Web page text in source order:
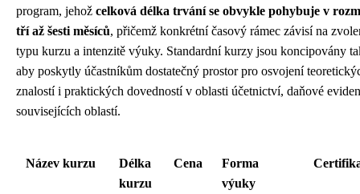
program, jehož celková délka trvání se obvykle pohybuje v
tří až šesti měsíců, přičemž konkrétní časový rámec závisí na
typu kurzu a intenzitě výuky. Standardní kurzy jsou koncipovány
aby poskytly účastníkům dostatečný prostor pro osvojení
znalostí i praktických dovedností v oblasti účetnictví, daňové
souvisejících oblastí.
Název kurzu
Délka
kurzu
Cena
Forma
výuky